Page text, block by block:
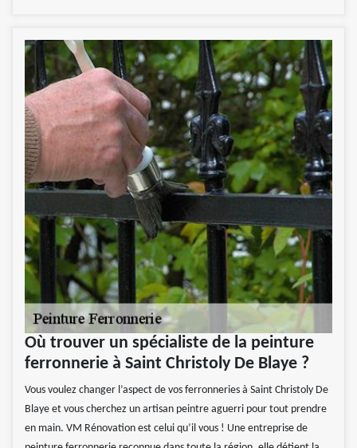
Où trouver un spécialiste de la peinture
ferronnerie à Saint Christoly De Blaye ?
Vous voulez changer l’aspect de vos ferronneries à Saint Christoly De
Blaye et vous cherchez un artisan peintre aguerri pour tout prendre
en main. VM Rénovation est celui qu’il vous ! Une entreprise de